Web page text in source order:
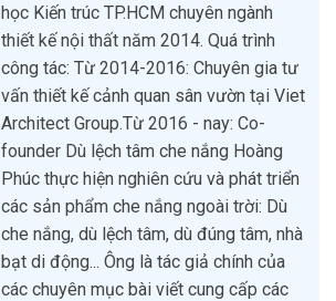
học Kiến trúc TP.HCM chuyên ngành
thiết kế nội thất năm 2014. Quá trình
công tác: Từ 2014-2016: Chuyên gia tư
vấn thiết kế cảnh quan sân vườn tại Viet
Architect Group.Từ 2016 - nay: Co-
founder Dù lệch tâm che nắng Hoàng
Phúc thực hiện nghiên cứu và phát triển
các sản phẩm che nắng ngoài trời: Dù
che nắng, dù lệch tâm, dù đúng tâm, nhà
bạt di động... Ông là tác giả chính của
các chuyên mục bài viết cung cấp các